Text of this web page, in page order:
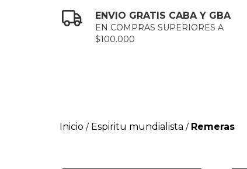
ENVIO GRATIS CABA Y GBA
EN COMPRAS SUPERIORES A
$100.000
Inicio / Espiritu mundialista / Remeras